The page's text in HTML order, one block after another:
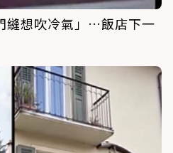
縫想吹冷氣」…飯店下一